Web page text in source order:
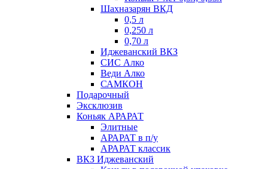
Шахназарян ВКД
0,5 л
0,250 л
0,70 л
Иджеванский ВКЗ
СИС Алко
Веди Алко
САМКОН
Подарочный
Эксклюзив
Коньяк АРАРАТ
Элитные
АРАРАТ в п/у
АРАРАТ классик
ВКЗ Иджеванский